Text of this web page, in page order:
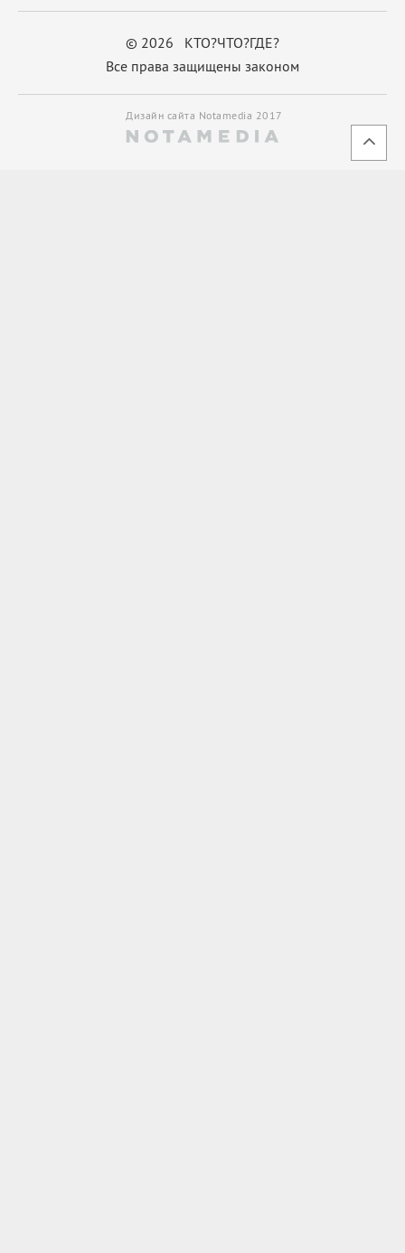
© 2026 КТО?ЧТО?ГДЕ?
Все права защищены законом
Дизайн сайта Notamedia 2017